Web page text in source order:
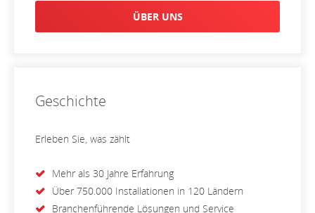
ÜBER UNS
Geschichte
Erleben Sie, was zählt
Mehr als 30 Jahre Erfahrung
Über 750.000 Installationen in 120 Ländern
Branchenführende Lösungen und Service